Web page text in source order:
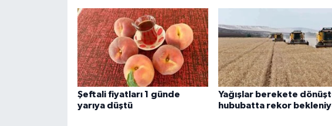
Şeftali fiyatları 1 günde
yarıya düştü
Yağışlar berekete
hububatta rekor